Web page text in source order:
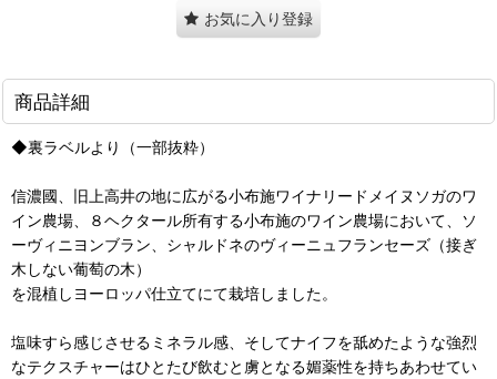
お気に入り登録
商品詳細
◆裏ラベルより（一部抜粋）
信濃國、旧上高井の地に広がる小布施ワイナリードメイヌソガのワ
イン農場、８ヘクタール所有する小布施のワイン農場において、ソ
ーヴィニヨンブラン、シャルドネのヴィーニュフランセーズ（接ぎ
木しない葡萄の木）
を混植しヨーロッパ仕立てにて栽培しました。
塩味すら感じさせるミネラル感、そしてナイフを舐めたような強烈
なテクスチャーはひとたび飲むと虜となる媚薬性を持ちあわせてい